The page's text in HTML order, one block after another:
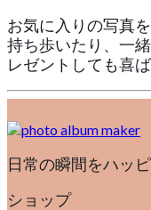
お気に入りの写真
持ち歩いたり、一
レゼントしても喜ば
日常の瞬間をハッピ
ショップ